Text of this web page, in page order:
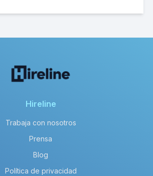
Hireline
Trabaja con nosotros
Prensa
Blog
Política de privacidad